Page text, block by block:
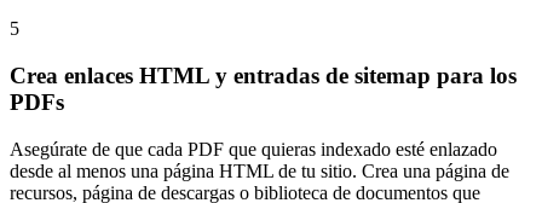
5
Crea enlaces HTML y entradas de sitemap para los
PDFs
Asegúrate de que cada PDF que quieras indexado esté enlazado
desde al menos una página HTML de tu sitio. Crea una página de
recursos, página de descargas o biblioteca de documentos que